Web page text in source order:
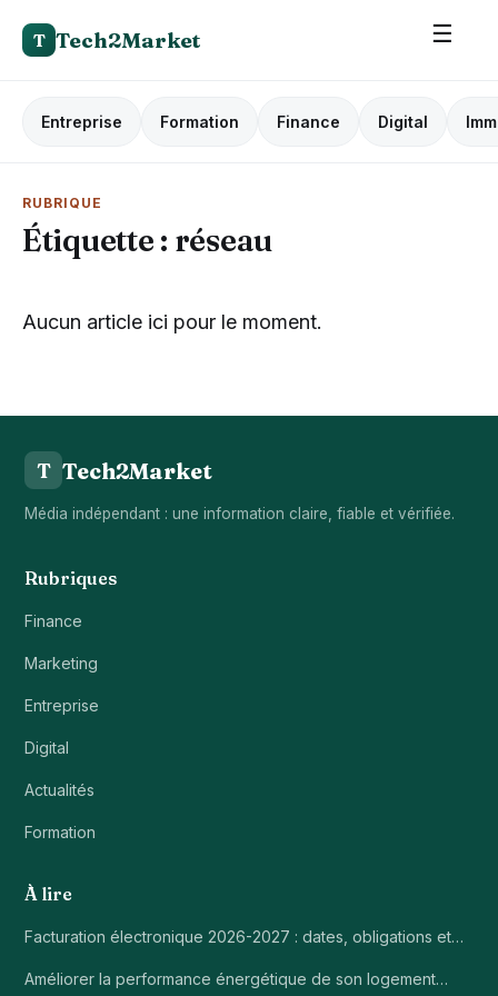
T Tech2Market ☰
Entreprise Formation Finance Digital
RUBRIQUE
Étiquette : réseau
Aucun article ici pour le moment.
T Tech2Market
Média indépendant : une information claire, fiable et vérifiée.
Rubriques
Finance
Marketing
Entreprise
Digital
Actualités
Formation
À lire
Facturation électronique 2026-2027 : dates, obligations et…
Améliorer la performance énergétique de son logement…